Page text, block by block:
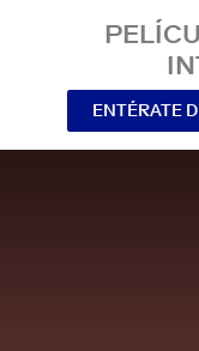
ENTÉRATE